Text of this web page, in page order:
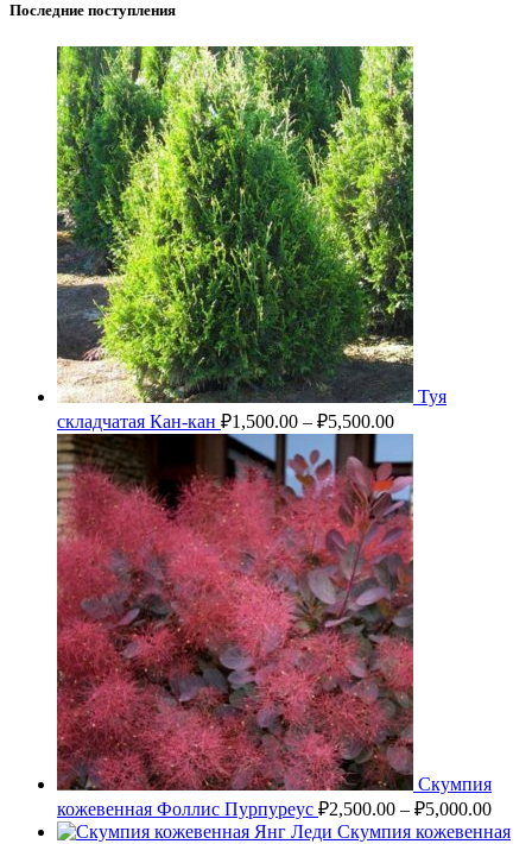
Последние поступления
Туя
складчатая Кан-кан ₽1,500.00 – ₽5,500.00
Скумпия
кожевенная Фоллис Пурпуреус ₽2,500.00 – ₽5,000.00
Скумпия кожевенная